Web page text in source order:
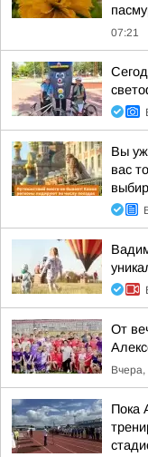
07:21
Вы
вас
От
Вчера,
Пока